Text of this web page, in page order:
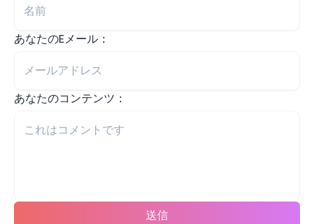
あなたのEメール：
あなたのコンテンツ：
送信